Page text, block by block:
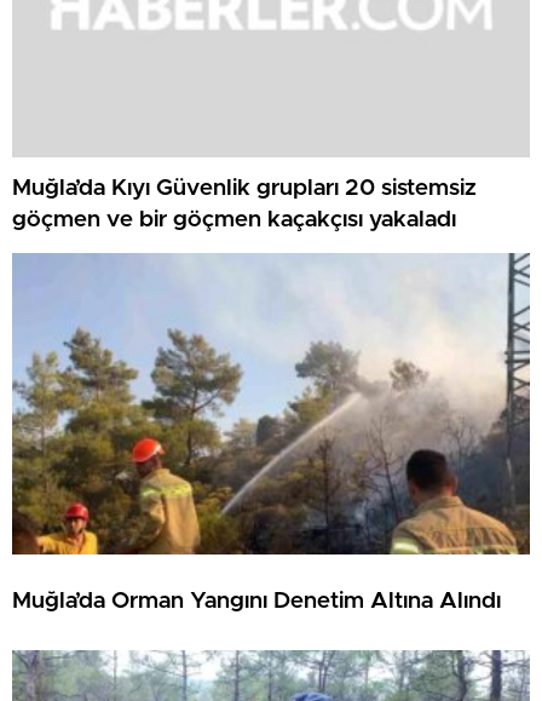
Muğla’da Kıyı Güvenlik grupları 20 sistemsiz
göçmen ve bir göçmen kaçakçısı yakaladı
Muğla’da Orman Yangını Denetim Altına Alındı